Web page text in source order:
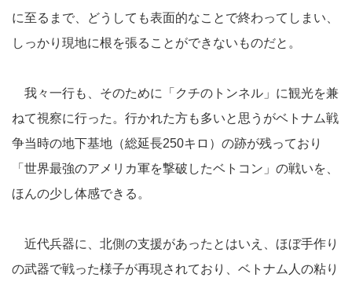
に至るまで、どうしても表面的なことで終わってしまい、
しっかり現地に根を張ることができないものだと。
我々一行も、そのために「クチのトンネル」に観光を兼
ねて視察に行った。行かれた方も多いと思うがベトナム戦
争当時の地下基地（総延長250キロ）の跡が残っており
「世界最強のアメリカ軍を撃破したベトコン」の戦いを、
ほんの少し体感できる。
近代兵器に、北側の支援があったとはいえ、ほぼ手作り
の武器で戦った様子が再現されており、ベトナム人の粘り